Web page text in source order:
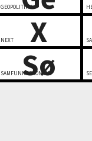
GEOPOLITIKK
X
NEXT
Sø
SAMFUNNSØKONOMI